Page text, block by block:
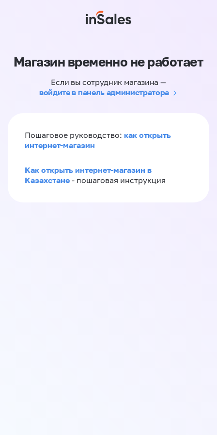
Магазин временно не работает
Если вы сотрудник магазина —
войдите в панель администратора
Пошаговое руководство: как открыть
интернет-магазин
Как открыть интернет-магазин в
Казахстане - пошаговая инструкция